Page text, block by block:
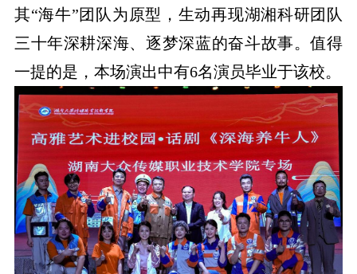
其“海牛”团队为原型，生动再现湖湘科研团队
三十年深耕深海、逐梦深蓝的奋斗故事。值得
一提的是，本场演出中有6名演员毕业于该校。